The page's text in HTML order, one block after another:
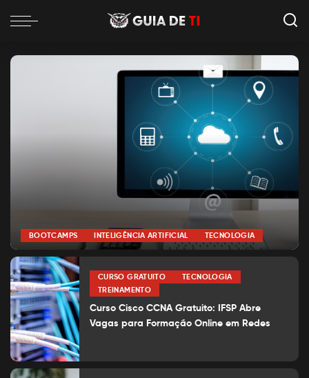
BOOTCAMPS INTELIGÊNCIA ARTIFICIAL TECNOLOGIA
Posted
by
CURSO GRATUITO
TECNOLOGIA
TREINAMENTO
Curso Cisco CCNA Gratuito: IFSP Abre
Vagas para Formação Online em Redes